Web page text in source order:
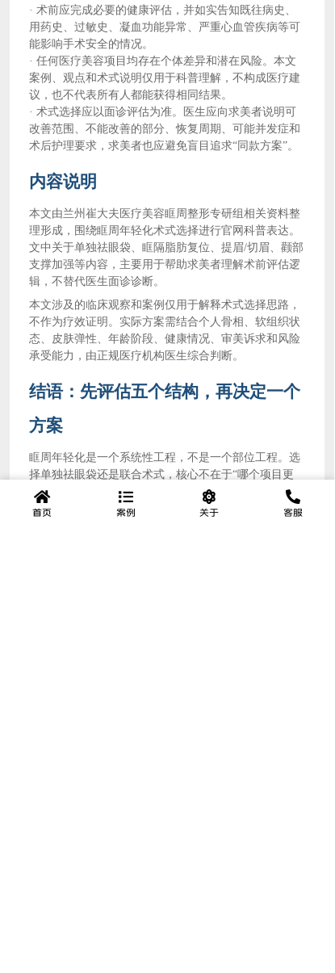
·术前应完成必要的健康评估，并如实告知既往病史、
用药史、过敏史、凝血功能异常、严重心血管疾病等可
能影响手术安全的情况。
·任何医疗美容项目均存在个体差异和潜在风险。本文
案例、观点和术式说明仅用于科普理解，不构成医疗建
议，也不代表所有人都能获得相同结果。
·术式选择应以面诊评估为准。医生应向求美者说明可
改善范围、不能改善的部分、恢复周期、可能并发症和
术后护理要求，求美者也应避免盲目追求“同款方案”。
内容说明
本文由兰州崔大夫医疗美容眶周整形专研组相关资料整
理形成，围绕眶周年轻化术式选择进行官网科普表达。
文中关于单独祛眼袋、眶隔脂肪复位、提眉/切眉、颧部
支撑加强等内容，主要用于帮助求美者理解术前评估逻
辑，不替代医生面诊诊断。
本文涉及的临床观察和案例仅用于解释术式选择思路，
不作为疗效证明。实际方案需结合个人骨相、软组织状
态、皮肤弹性、年龄阶段、健康情况、审美诉求和风险
承受能力，由正规医疗机构医生综合判断。
结语：先评估五个结构，再决定一个
方案
眶周年轻化是一个系统性工程，不是一个部位工程。选
择单独祛眼袋还是联合术式，核心不在于“哪个项目更
多”或“哪个价格更高”，而在于它是否真正匹配个人眶周
结构。
首页 案例 关于 客服